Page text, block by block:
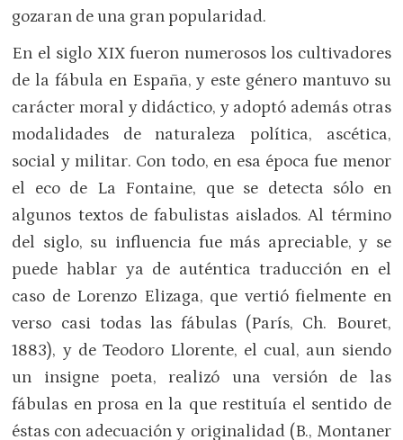
gozaran de una gran popularidad.
En el siglo XIX fueron numerosos los cultivadores
de la fábula en España, y este género mantuvo su
carácter moral y didáctico, y adoptó además otras
modalidades de naturaleza política, ascética,
social y militar. Con todo, en esa época fue menor
el eco de La Fontaine, que se detecta sólo en
algunos textos de fabulistas aislados. Al término
del siglo, su influencia fue más apreciable, y se
puede hablar ya de auténtica traducción en el
caso de Lorenzo Elizaga, que vertió fielmente en
verso casi todas las fábulas (París, Ch. Bouret,
1883), y de Teodoro Llorente, el cual, aun siendo
un insigne poeta, realizó una versión de las
fábulas en prosa en la que restituía el sentido de
éstas con adecuación y originalidad (B., Montaner